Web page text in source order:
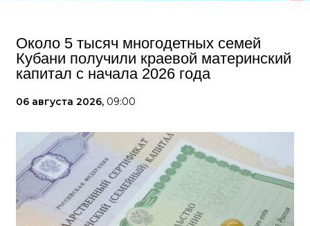
Около 5 тысяч многодетных семей
Кубани получили краевой материнский
капитал с начала 2026 года
06 августа 2026, 09:00